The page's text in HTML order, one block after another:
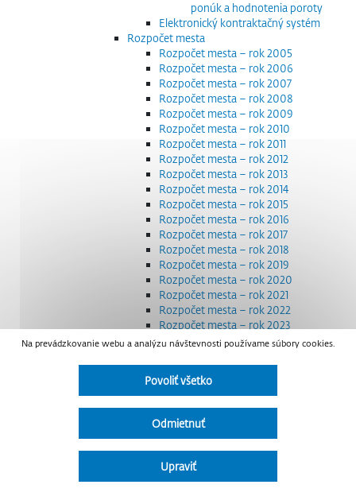
ponúk a hodnotenia poroty
Elektronický kontraktačný systém
Rozpočet mesta
Rozpočet mesta – rok 2005
Rozpočet mesta – rok 2006
Rozpočet mesta – rok 2007
Rozpočet mesta – rok 2008
Rozpočet mesta – rok 2009
Rozpočet mesta – rok 2010
Rozpočet mesta – rok 2011
Rozpočet mesta – rok 2012
Rozpočet mesta – rok 2013
Rozpočet mesta – rok 2014
Rozpočet mesta – rok 2015
Rozpočet mesta – rok 2016
Rozpočet mesta – rok 2017
Rozpočet mesta – rok 2018
Rozpočet mesta – rok 2019
Rozpočet mesta – rok 2020
Rozpočet mesta – rok 2021
Rozpočet mesta – rok 2022
Rozpočet mesta – rok 2023
Rozpočet mesta – rok 2024
Smernice a dokumenty
Strategické dokumenty
Transparentnosť a výdavky na štátnu reklamu
Úradná tabuľa
Detail nariadenia
Zoznam daňových dlžníkov
Na prevádzkovanie webu a analýzu návštevnosti používame súbory cookies.
Povoliť všetko
Odmietnuť
Upraviť